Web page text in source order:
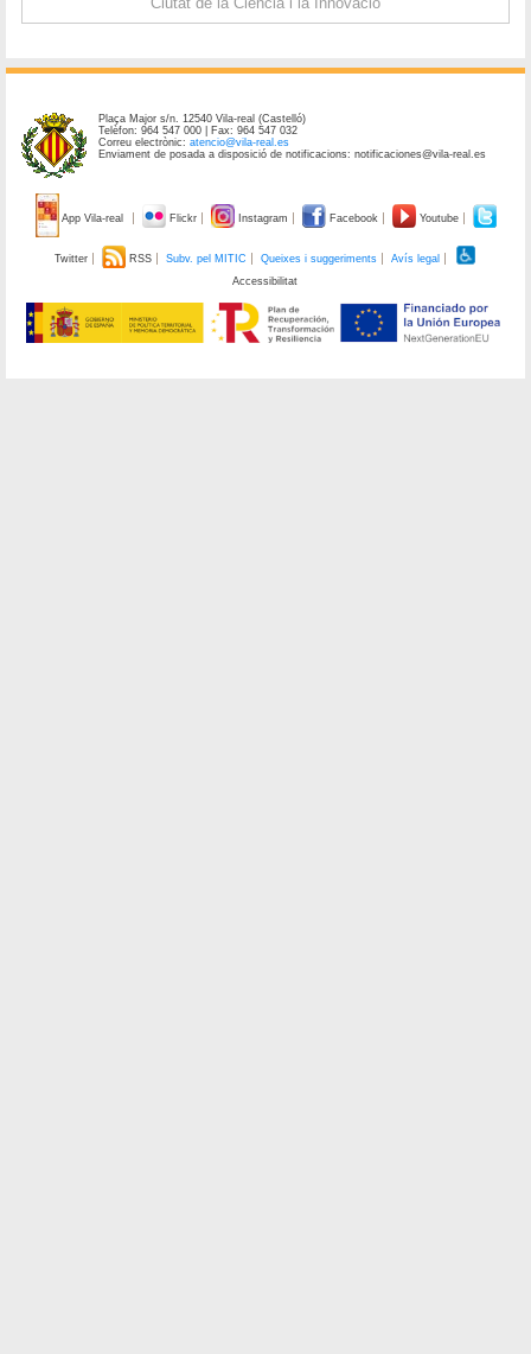
Plaça Major s/n. 12540 Vila-real (Castelló)
Telèfon: 964 547 000 | Fax: 964 547 032
Correu electrònic:atencio@vila-real.es
Enviament de posada a disposició de notificacions: notificaciones@vila-real.es
App Vila-real Flickr Instagram Facebook Youtube
Twitter RSS Subv. pel MITIC Queixes i suggeriments
Avís legal
Accessibilitat